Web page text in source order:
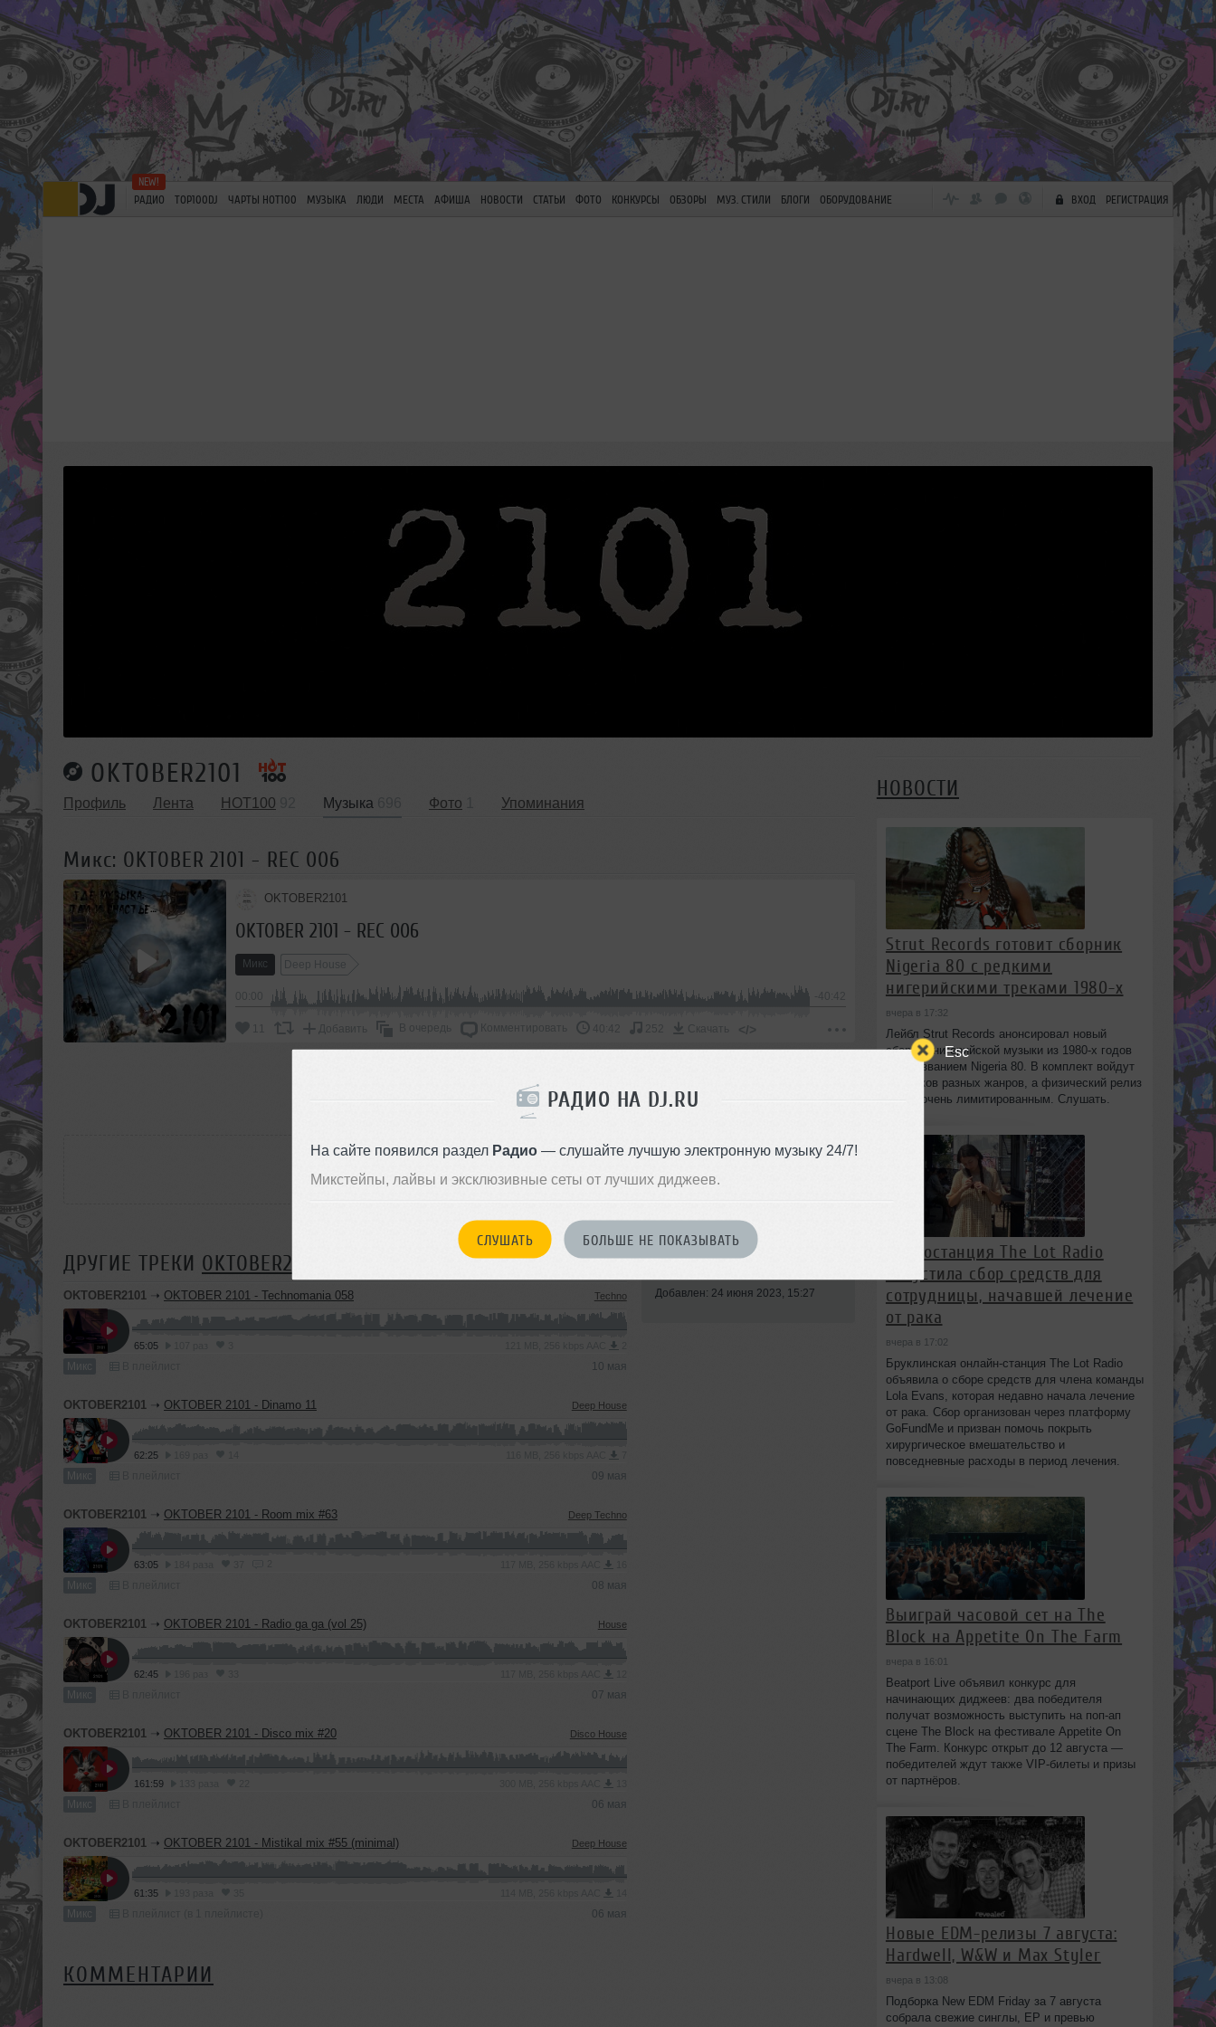
Esc
РАДИО НА DJ.RU
На сайте появился раздел Радио— слушайте лучшую электронную музыку 24/7!
Микстейпы, лайвы и эксклюзивные сеты от лучших диджеев.
СЛУШАТЬ БОЛЬШЕ НЕ ПОКАЗЫВАТЬ
РАДИО TOP100DJ ЧАРТЫ HOT100 МУЗЫКА ЛЮДИ МЕСТА АФИША НОВОСТИ СТАТЬИ ФОТО КОНКУРСЫ ОБЗОРЫ МУЗ. СТИЛИ БЛОГИ ОБОРУДОВАНИЕ ВХОД РЕГИСТРАЦИЯ
OKTOBER2101
Профиль Лента HOT100 Музыка Фото Упоминания
Микс: OKTOBER 2101 - REC 006
OKTOBER2101
OKTOBER 2101 - REC 006
Микс Deep House
-40:42
Добавить В очередь Комментировать 40:42 252 Скачать </>
ПОДДЕРЖАТЬ АРТИСТА
ДРУГИЕ ТРЕКИ OKTOBER2101
OKTOBER2101 ➝ OKTOBER 2101 - Technomania 058 Techno
65:05
Микс 10 мая
OKTOBER2101 ➝ OKTOBER 2101 - Dinamo 11 Deep House
62:25
Микс 09 мая
OKTOBER2101 ➝ OKTOBER 2101 - Room mix #63 Deep Techno
63:05
Микс 08 мая
OKTOBER2101 ➝ OKTOBER 2101 - Radio ga ga (vol 25) House
62:45
Микс 07 мая
OKTOBER2101 ➝ OKTOBER 2101 - Disco mix #20 Disco House
161:59
Микс 06 мая
OKTOBER2101 ➝ OKTOBER 2101 - Mistikal mix #55 (minimal) Deep House
61:35
Микс 06 мая
Стиль: Deep House
Добавлен: 24 июня 2023, 15:27
КОММЕНТАРИИ
НОВОСТИ
Strut Records готовит сборник
Nigeria 80 с редкими
нигерийскими треками 1980-х
вчера в 17:32
Лейбл Strut Records анонсировал новый
сборник нигерийской музыки из 1980-х годов
под названием Nigeria 80. В комплект войдут
13 треков разных жанров, а физический релиз
будет очень лимитированным. Слушать.
Радиостанция The Lot Radio
запустила сбор средств для
сотрудницы, начавшей лечение
от рака
вчера в 17:02
Бруклинская онлайн-станция The Lot Radio
объявила о сборе средств для члена команды
Lola Evans, которая недавно начала лечение
от рака. Сбор организован через платформу
GoFundMe и призван помочь покрыть
хирургическое вмешательство и
повседневные расходы в период лечения.
Выиграй часовой сет на The
Block на Appetite On The Farm
вчера в 16:01
Beatport Live объявил конкурс для
начинающих диджеев: два победителя
получат возможность выступить на поп‑ап
сцене The Block на фестивале Appetite On
The Farm. Конкурс открыт до 12 августа —
победителей ждут также VIP‑билеты и призы
от партнёров.
Новые EDM-релизы 7 августа:
Hardwell, W&W и Max Styler
вчера в 13:08
Подборка New EDM Friday за 7 августа
собрала свежие синглы, EP и превью